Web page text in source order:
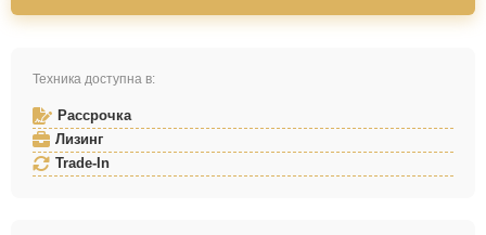
Техника доступна в:
Рассрочка
Лизинг
Trade-In